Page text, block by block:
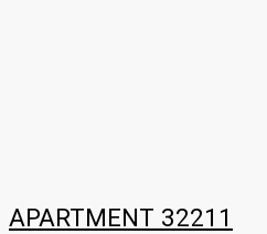
APARTMENT 32211